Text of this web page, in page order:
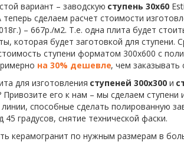
вариант – заводскую ступень 30х60
сделаем расчет стоимости
– 667р./м2. Т.е. одна плита будет
которая будет заготовкой для ступени.
ступени форматом 300х600 с
на 30% дешевле, чем заказывать
для изготовления ступеней 300х300 и
его к нам – мы сделаем
способные сделать полированную
градусов, снятие технической фаски.
керамогранит по нужным размерам в